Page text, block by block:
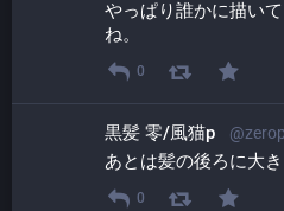
やっぱり誰かに描い
ね。
0
黒髪 零/風猫p
あとは髪の後ろに大
0